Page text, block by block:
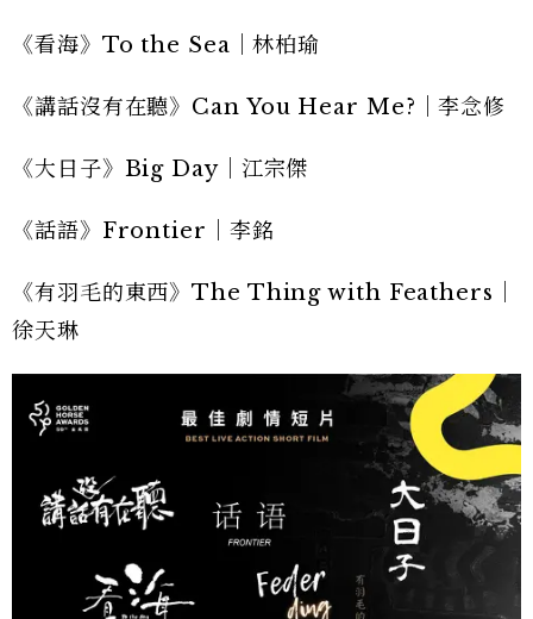
《看海》To the Sea｜林柏瑜
《講話沒有在聽》Can You Hear Me?｜李念修
《大日子》Big Day｜江宗傑
《話語》Frontier｜李銘
《有羽毛的東西》The Thing with Feathers｜
徐天琳